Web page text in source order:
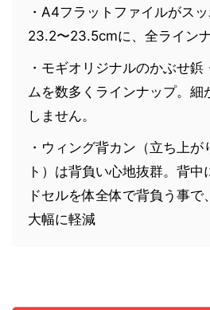
・A4フラットファイルがス
23.2〜23.5cmに、全ライン
・モギオリジナルのかぶせ
ムを数多くラインナップ。細
しません。
・ウィング背カン（立ち上
ト）は背負い心地抜群。背
ドセルを体全体で背負う事
大幅に軽減